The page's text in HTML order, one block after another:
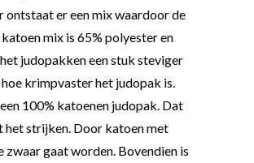
er een mix waardoor de
mix is 65% polyester en
judopakken een stuk steviger
krimpvaster het judopak is.
100% katoenen judopak. Dat
het strijken. Door katoen met
gaat worden. Bovendien is